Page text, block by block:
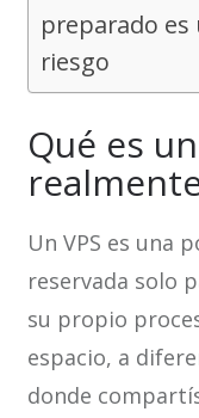
preparado
riesgo
Qué es
Un VPS es una
reservada solo
su propio
espacio, a
donde